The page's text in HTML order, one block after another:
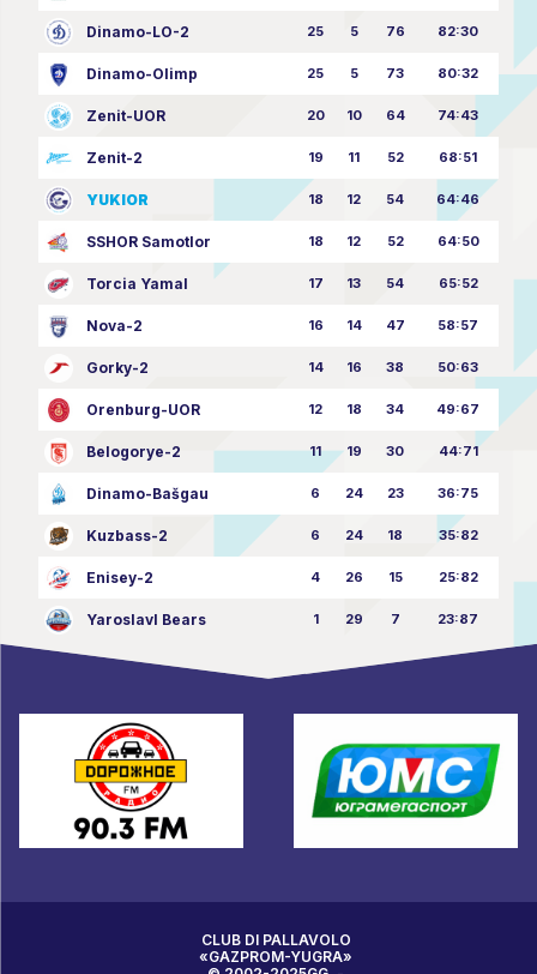
Dinamo-LO-2 25 5 76 82:30
Dinamo-Olimp 25 5 73 80:32
Zenit-UOR 20 10 64 74:43
Zenit-2 19 11 52 68:51
YUKIOR 18 12 54 64:46
SSHOR Samotlor 18 12 52 64:50
Torcia Yamal 17 13 54 65:52
Nova-2 16 14 47 58:57
Gorky-2 14 16 38 50:63
Orenburg-UOR 12 18 34 49:67
Belogorye-2 11 19 30 44:71
Dinamo-Bašgau 6 24 23 36:75
Kuzbass-2 6 24 18 35:82
Enisey-2 4 26 15 25:82
Yaroslavl Bears 1 29 7 23:87
CLUB DI PALLAVOLO
«GAZPROM-YUGRA»